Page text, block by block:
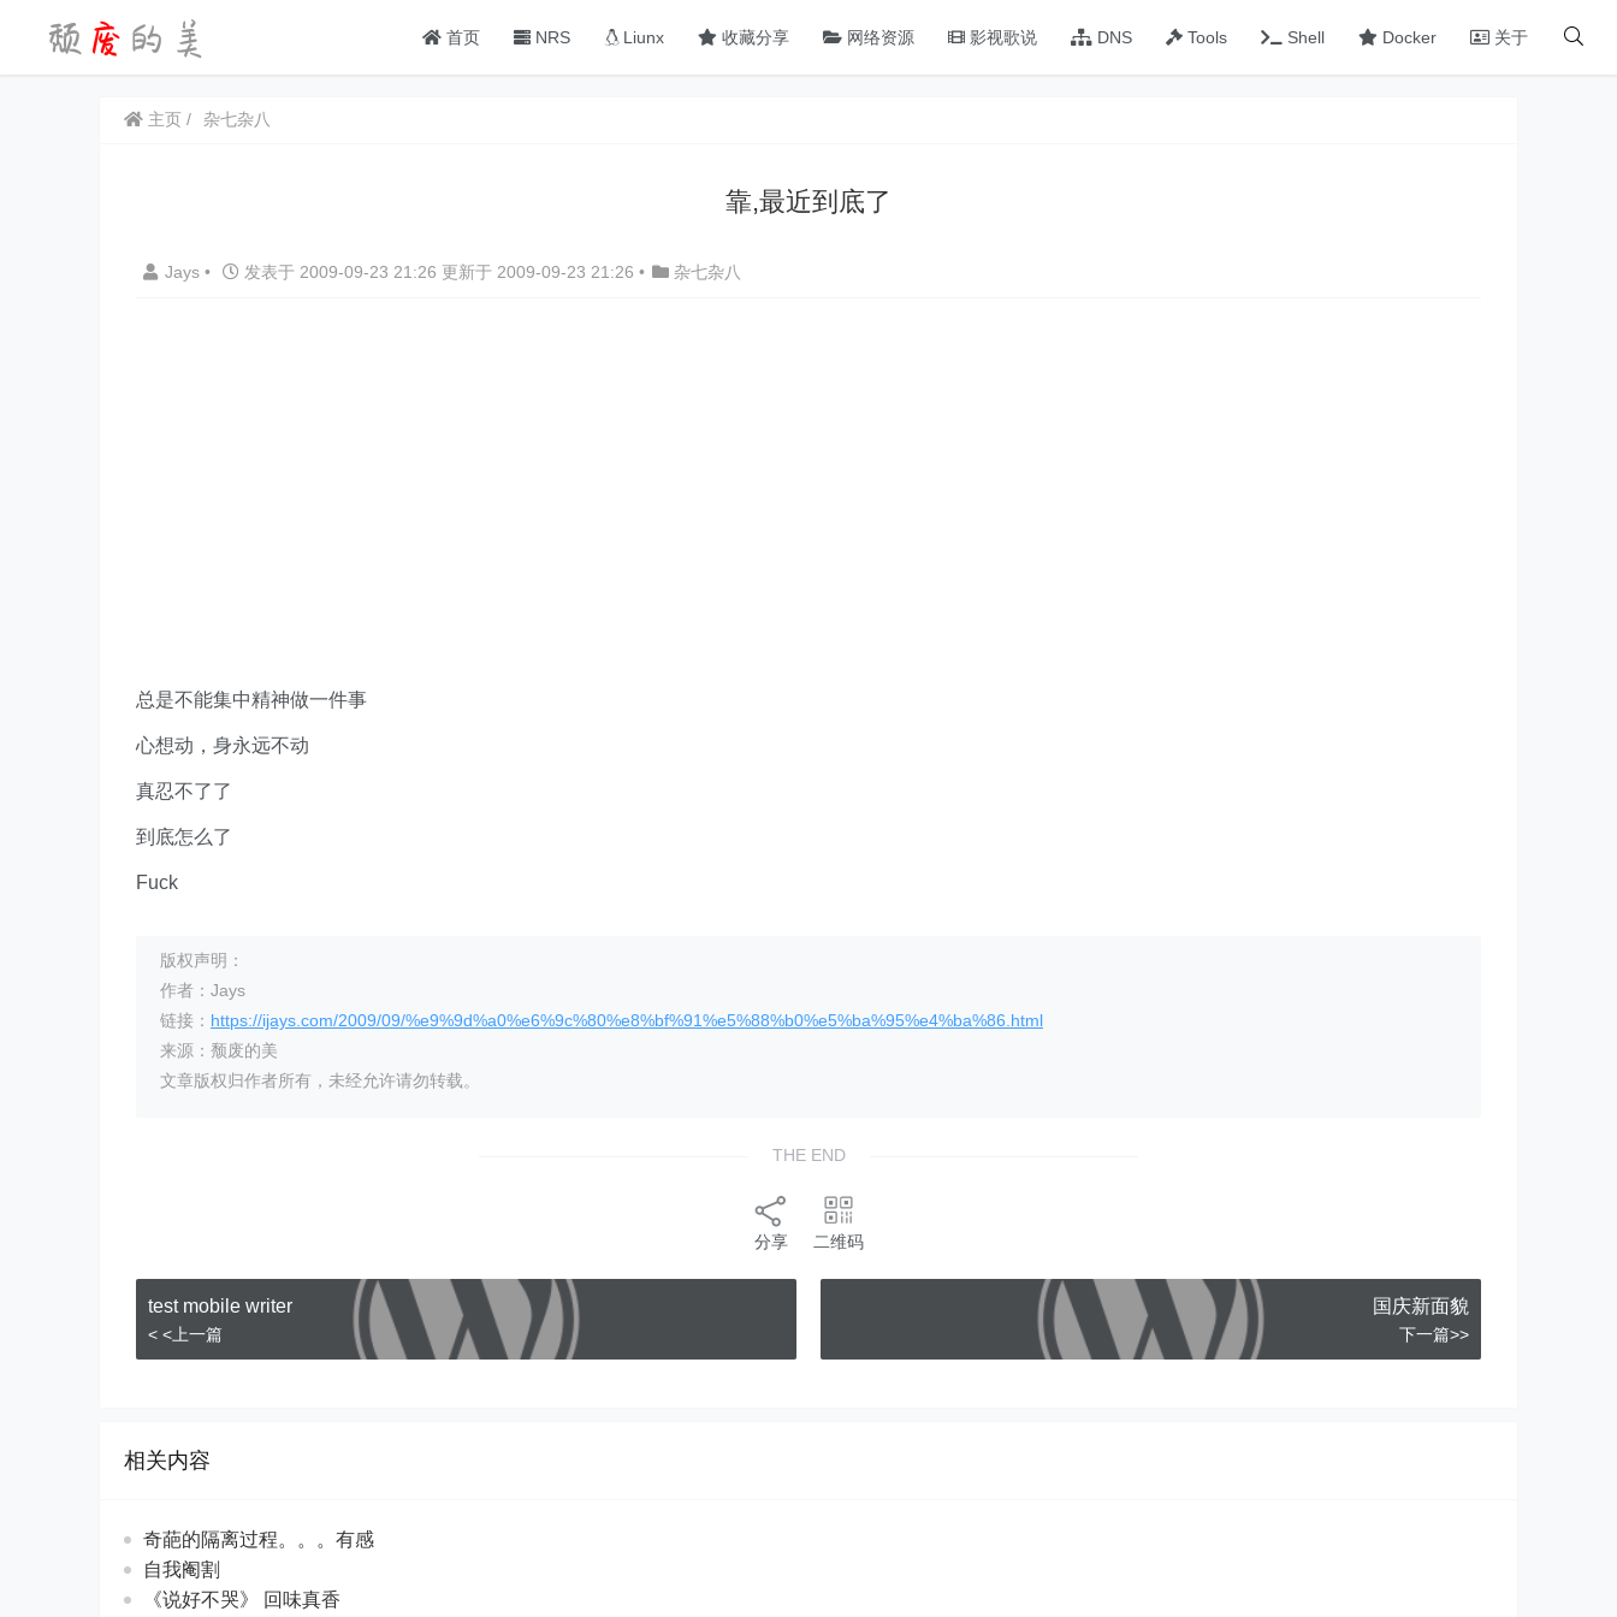
首页 NRS Liunx 收藏分享 网络资源 影视歌说 DNS Tools Shell Docker 关于
主页 杂七杂八
靠,最近到底了
Jays • 发表于 2009-09-23 21:26 更新于 2009-09-23 21:26 • 杂七杂八
总是不能集中精神做一件事
心想动，身永远不动
真忍不了了
到底怎么了
Fuck
版权声明：
作者：Jays
链接： https://ijays.com/2009/09/%e9%9d%a0%e6%9c%80%e8%bf%91%e5%88%b0%e5%ba%95%e4%ba%86.html
来源：颓废的美
文章版权归作者所有，未经允许请勿转载。
THE END
分享 二维码
test mobile writer
< <上一篇
国庆新面貌
下一篇>>
相关内容
奇葩的隔离过程。。。有感
自我阉割
《说好不哭》 回味真香